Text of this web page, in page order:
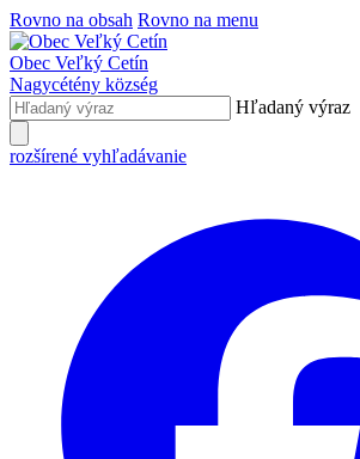
Rovno na obsah Rovno na menu
Obec Veľký Cetín
Nagycétény község
Hľadaný výraz
rozšírené vyhľadávanie